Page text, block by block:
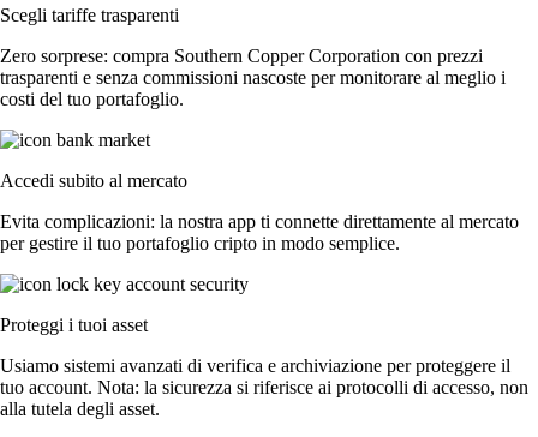
Scegli tariffe trasparenti
Zero sorprese: compra Southern Copper Corporation con prezzi
trasparenti e senza commissioni nascoste per monitorare al meglio i
costi del tuo portafoglio.
Accedi subito al mercato
Evita complicazioni: la nostra app ti connette direttamente al mercato
per gestire il tuo portafoglio cripto in modo semplice.
Proteggi i tuoi asset
Usiamo sistemi avanzati di verifica e archiviazione per proteggere il
tuo account. Nota: la sicurezza si riferisce ai protocolli di accesso, non
alla tutela degli asset.